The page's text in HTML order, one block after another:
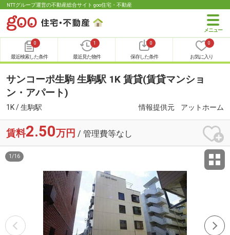
NTTグループ運営の不動産総合サイト goo住宅・不動産
0
最近検索した条件
1
最近見た物件
0
保存した条件
0
お気に入り
サンコーポ生駒 生駒駅 1K 賃貸(賃貸マンショ
ン・アパート)
1K / 生駒駅 情報提供元 アットホーム
賃料2.50万円 / 管理費等なし
1 /16